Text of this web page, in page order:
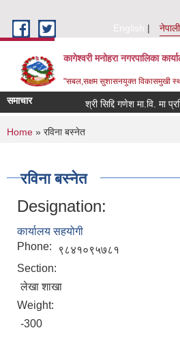
English
नेपाली
कागेश्वरी मनोहरा नगरपालिका
"सबल,सक्षम सुशासनयुक्त विकासमुखी
समाचार श्री सिद्दि गणेश मा.वि. मा
You are here
Home » रविना बस्नेत
रविना बस्नेत
Designation:
कार्यालय सहयोगी
Phone:
९८४१०९५७८१
Section:
लेखा शाखा
Weight:
-300